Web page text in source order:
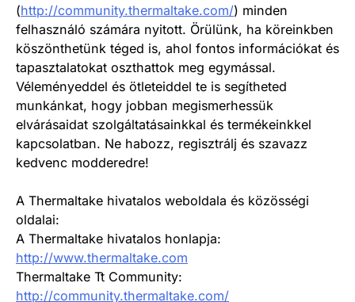
(http://community.thermaltake.com/) minden
felhasználó számára nyitott. Örülünk, ha köreinkben
köszönthetünk téged is, ahol fontos információkat és
tapasztalatokat oszthattok meg egymással.
Véleményeddel és ötleteiddel te is segítheted
munkánkat, hogy jobban megismerhessük
elvárásaidat szolgáltatásainkkal és termékeinkkel
kapcsolatban. Ne habozz, regisztrálj és szavazz
kedvenc modderedre!
A Thermaltake hivatalos weboldala és közösségi
oldalai:
A Thermaltake hivatalos honlapja:
http://www.thermaltake.com
Thermaltake Tt Community:
http://community.thermaltake.com/